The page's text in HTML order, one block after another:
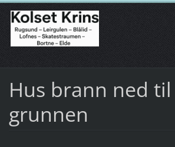
Hus brann ned til
grunnen